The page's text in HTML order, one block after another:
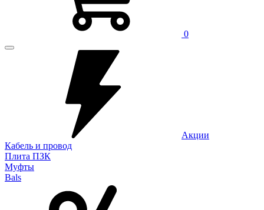
0
Акции
Кабель и провод
Плита ПЗК
Муфты
Bals